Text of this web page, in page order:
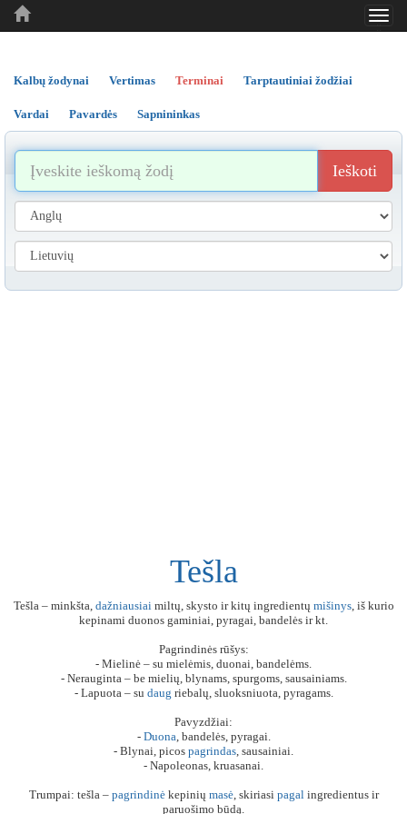
..
..
Kalbų žodynai Vertimas Terminai Tarptautiniai žodžiai
Vardai Pavardės Sapnininkas
Ieškoti
Tešla
Tešla – minkšta, dažniausiaimiltų, skysto ir kitų ingredientų mišinys, iš kurio
kepinami duonos gaminiai, pyragai, bandelės ir kt.
Pagrindinės rūšys:
- Mielinė – su mielėmis, duonai, bandelėms.
- Nerauginta – be mielių, blynams, spurgoms, sausainiams.
- Lapuota – su daug riebalų, sluoksniuota, pyragams.
Pavyzdžiai:
- Duona, bandelės, pyragai.
- Blynai, picos pagrindas, sausainiai.
- Napoleonas, kruasanai.
Trumpai: tešla – pagrindinėkepinių masė, skiriasi pagalingredientus ir
paruošimo būdą.